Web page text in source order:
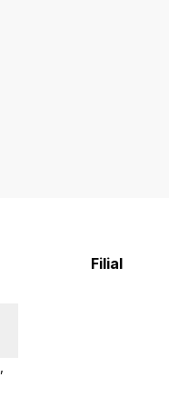
Filial